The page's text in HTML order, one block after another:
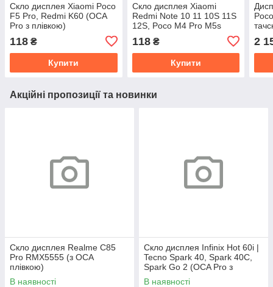
Скло дисплея Xiaomi Poco
F5 Pro, Redmi K60 (OCA
Pro з плівкою)
118 ₴
Купити
Скло дисплея Xiaomi
Redmi Note 10 11 10S 11S
12S, Poco M4 Pro M5s
118₴
Купити
2
Акційні пропозиції та новинки
Скло дисплея Realme C85
Pro RMX5555 (з OCA
плівкою)
В наявності
Скло дисплея Infinix Hot 60i |
Tecno Spark 40, Spark 40C,
Spark Go 2 (OCA Pro з
плівкою)
В наявності